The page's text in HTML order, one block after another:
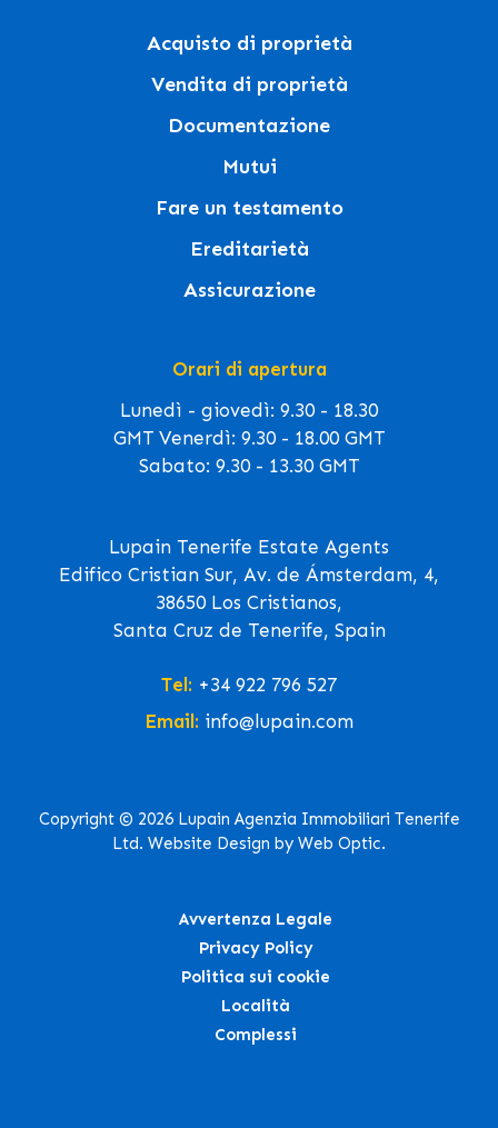
Acquisto di proprietà
Vendita di proprietà
Documentazione
Mutui
Fare un testamento
Ereditarietà
Assicurazione
Orari di apertura
Lunedì - giovedì: 9.30 - 18.30
GMT Venerdì: 9.30 - 18.00 GMT
Sabato: 9.30 - 13.30 GMT
Lupain Tenerife Estate Agents
Edifico Cristian Sur, Av. de Ámsterdam, 4,
38650 Los Cristianos,
Santa Cruz de Tenerife, Spain
Tel: +34 922 796 527
Email: info@lupain.com
Copyright © 2026 Lupain Agenzia Immobiliari Tenerife
Ltd. Website Design by Web Optic.
Avvertenza Legale
Privacy Policy
Politica sui cookie
Località
Complessi